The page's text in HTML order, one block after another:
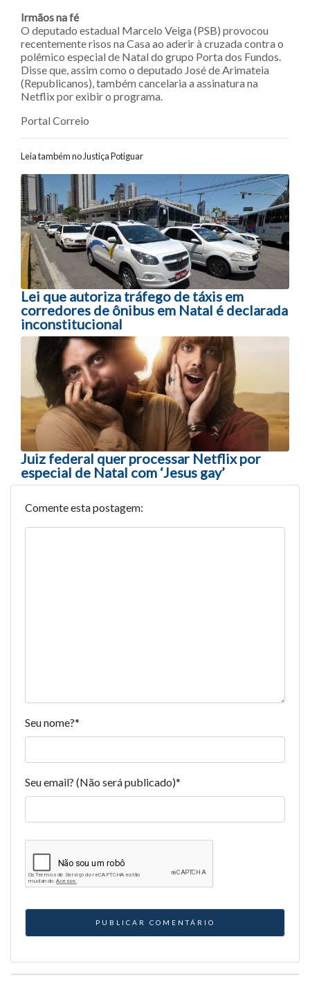
Irmãos na fé
O deputado estadual Marcelo Veiga (PSB) provocou
recentemente risos na Casa ao aderir à cruzada contra o
polêmico especial de Natal do grupo Porta dos Fundos.
Disse que, assim como o deputado José de Arimateia
(Republicanos), também cancelaria a assinatura na
Netflix por exibir o programa.
Portal Correio
Leia também no Justiça Potiguar
Navegação entre posts
Lei que autoriza tráfego de táxis em
corredores de ônibus em Natal é declarada
inconstitucional
Juiz federal quer processar Netflix por
especial de Natal com ‘Jesus gay’
Comente esta postagem:
Seu nome?*
Seu email? (Não será publicado)*